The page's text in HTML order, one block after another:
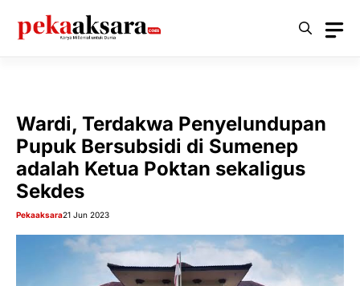
Wardi, Terdakwa Penyelundupan
Pupuk Bersubsidi di Sumenep
adalah Ketua Poktan sekaligus
Sekdes
Pekaaksara21 Jun 2023